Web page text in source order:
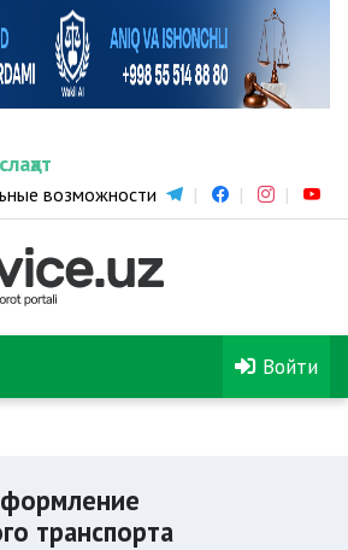
возможности
Войти
транспорта